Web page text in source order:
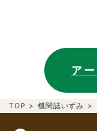
TOP > 機関誌いずみ >
ア